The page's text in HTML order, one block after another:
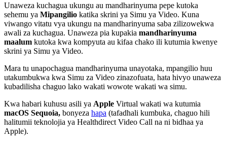
Unaweza kuchagua ukungu au mandharinyuma pepe kutoka
sehemu ya Mipangilio katika skrini ya Simu ya Video. Kuna
viwango vitatu vya ukungu na mandharinyuma saba zilizowekwa
awali za kuchagua. Unaweza pia kupakia mandharinyuma
maalum kutoka kwa kompyuta au kifaa chako ili kutumia kwenye
skrini ya Simu ya Video.
Mara tu unapochagua mandharinyuma unayotaka, mpangilio huu
utakumbukwa kwa Simu za Video zinazofuata, hata hivyo unaweza
kubadilisha chaguo lako wakati wowote wakati wa simu.
Kwa habari kuhusu asili ya Apple Virtual wakati wa kutumia
macOS Sequoia, bonyeza hapa (tafadhali kumbuka, chaguo hili
halitumii teknolojia ya Healthdirect Video Call na ni bidhaa ya
Apple).